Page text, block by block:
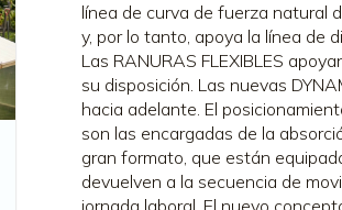
línea de curva de fuerza natural
y, por lo tanto, apoya la línea de
Las RANURAS FLEXIBLES
su disposición. Las nuevas
hacia adelante. El
son las encargadas de la
gran formato, que están
devuelven a la secuencia de
jornada laboral. El nuevo